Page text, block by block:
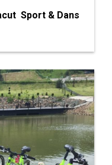
Sport & Dans